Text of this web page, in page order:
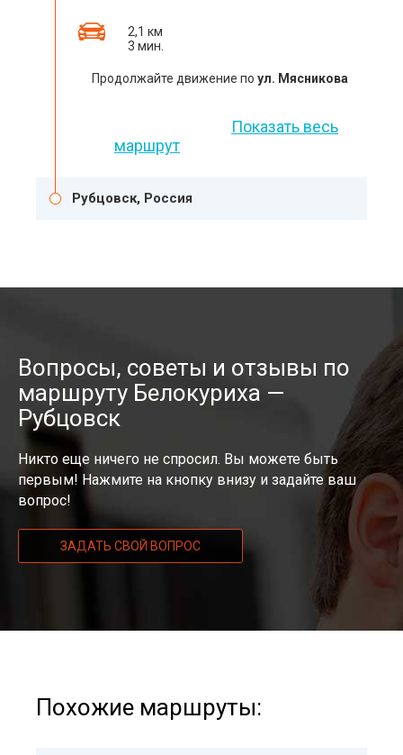
2,1 км
3 мин.
Продолжайте движение по ул. Мясникова
Показать весь
маршрут
Рубцовск, Россия
Вопросы, советы и отзывы по
маршруту Белокуриха —
Рубцовск
Никто еще ничего не спросил. Вы можете быть
первым! Нажмите на кнопку внизу и задайте ваш
вопрос!
ЗАДАТЬ СВОЙ ВОПРОС
Похожие маршруты: